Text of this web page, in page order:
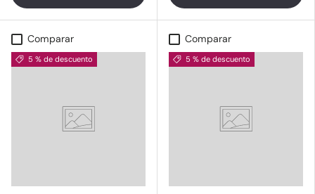
Comparar
5 % de descuento
Comparar
5 % de descuento